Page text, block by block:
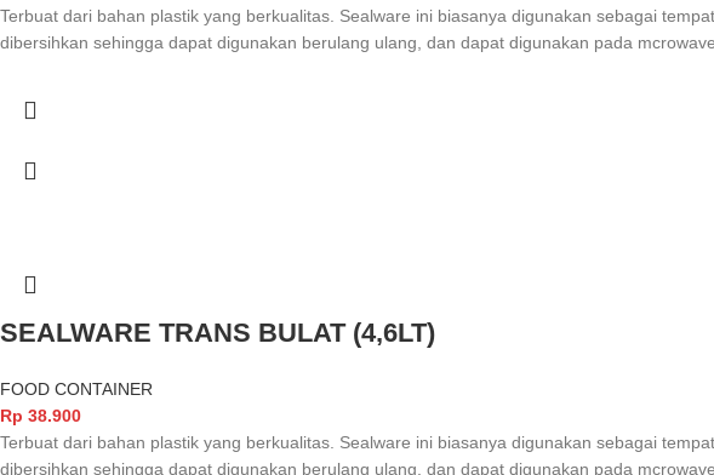
Terbuat dari bahan plastik yang berkualitas. Sealware ini biasanya digunakan sebagai
dibersihkan sehingga dapat digunakan berulang ulang, dan dapat digunakan pada
SEALWARE TRANS BULAT (4,6LT)
FOOD CONTAINER
Rp 38.900
Terbuat dari bahan plastik yang berkualitas. Sealware ini biasanya digunakan sebagai
dibersihkan sehingga dapat digunakan berulang ulang, dan dapat digunakan pada